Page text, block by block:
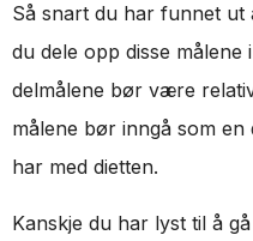
Så snart du har funnet ut
du dele opp disse målene
delmålene bør være
målene bør inngå som
har med dietten.
Kanskje du har lyst til å